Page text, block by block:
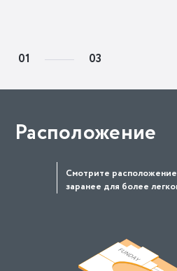
01 03
Расположение
Смотрите расположение
заранее для более